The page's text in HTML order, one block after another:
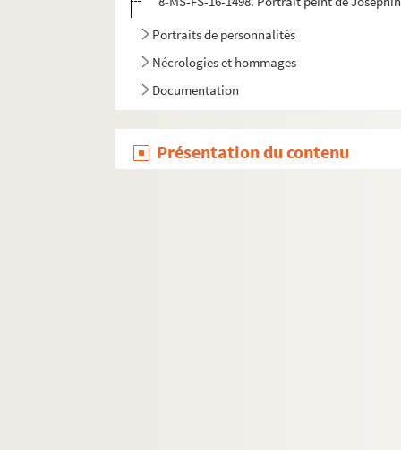
Portraits de personnalités
Nécrologies et hommages
Documentation
Présentation du contenu